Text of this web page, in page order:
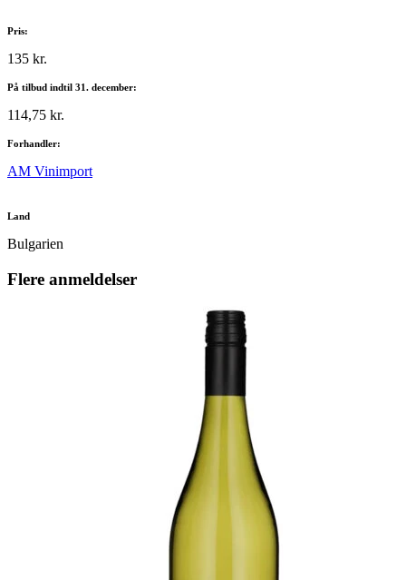
Pris:
135 kr.
På tilbud indtil 31. december:
114,75 kr.
Forhandler:
AM Vinimport
Land
Bulgarien
Flere anmeldelser